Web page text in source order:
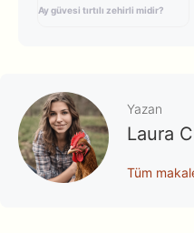
Ay güvesi tırtılı zehirli midir?
Yazan
Laura
Tüm